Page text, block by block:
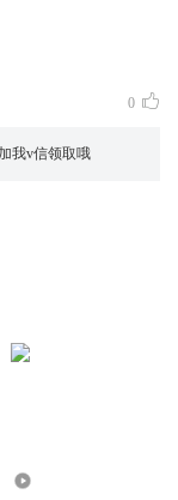
0
我v信领取哦